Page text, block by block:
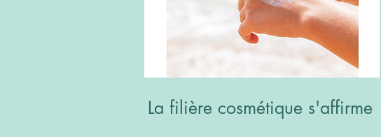
La filière cosmétique s'affirme